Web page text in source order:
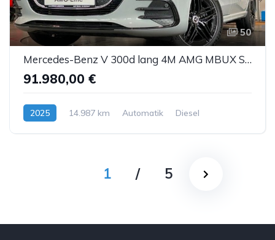
50
Mercedes-Benz V 300d lang 4M AMG MBUX Sbel Sthz Pano DTR AHK
91.980,00 €
2025 14.987 km Automatik Diesel
1 / 5